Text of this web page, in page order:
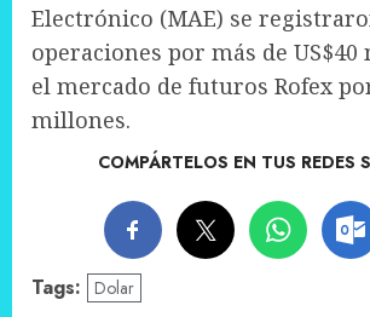
Electrónico (MAE) se
operaciones por más de
el mercado de futuros Rofex
millones.
COMPÁRTELOS EN TUS REDES
Tags: Dolar